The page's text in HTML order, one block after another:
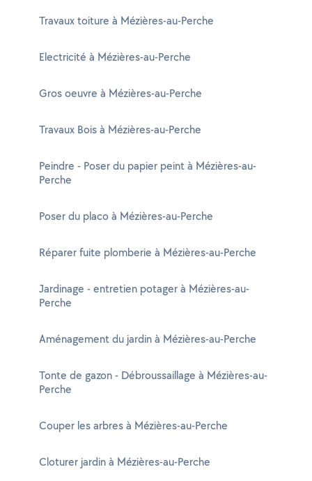
Travaux toiture à Mézières-au-Perche
Electricité à Mézières-au-Perche
Gros oeuvre à Mézières-au-Perche
Travaux Bois à Mézières-au-Perche
Peindre - Poser du papier peint à Mézières-au-
Perche
Poser du placo à Mézières-au-Perche
Réparer fuite plomberie à Mézières-au-Perche
Jardinage - entretien potager à Mézières-au-
Perche
Aménagement du jardin à Mézières-au-Perche
Tonte de gazon - Débroussaillage à Mézières-au-
Perche
Couper les arbres à Mézières-au-Perche
Cloturer jardin à Mézières-au-Perche